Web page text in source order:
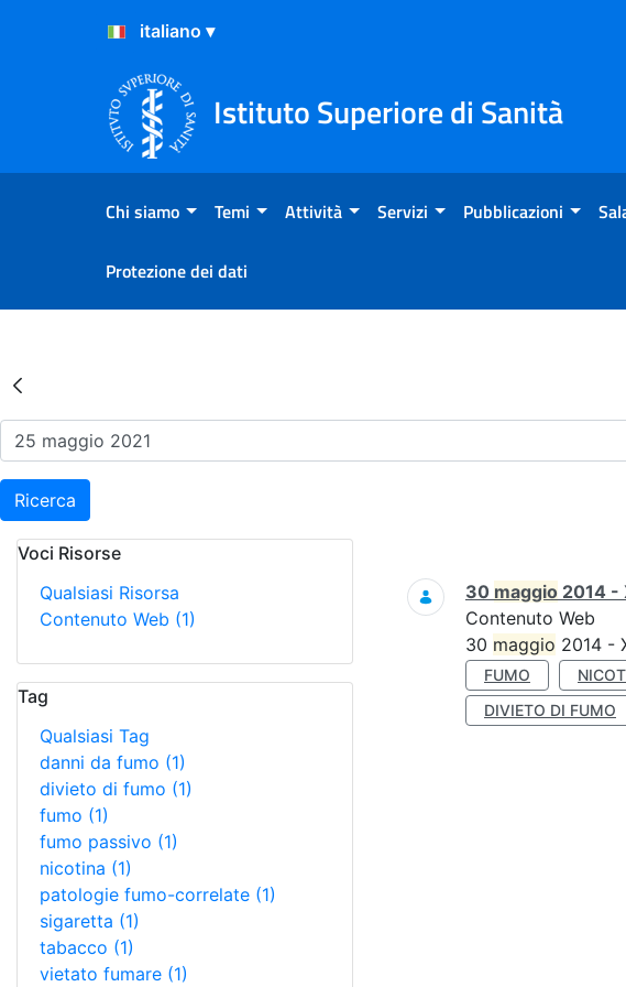
Salta al Contenuto
Salta al Footer
Istituto Superiore di Sanità
Chi siamo Temi Attività Servizi Pubblicazioni
Protezione dei dati
Risultati della Ricerca - Eventi
Ricerca
Voci Risorse
Qualsiasi Risorsa
Contenuto Web (1)
Tag
Qualsiasi Tag
danni da fumo (1)
divieto di fumo (1)
fumo (1)
fumo passivo (1)
nicotina (1)
patologie fumo-correlate (1)
sigaretta (1)
tabacco (1)
vietato fumare (1)
Ricerca
30 maggio 2014 -
Contenuto Web
30 maggio 2014 -
FUMO
DIVIETO DI FUMO